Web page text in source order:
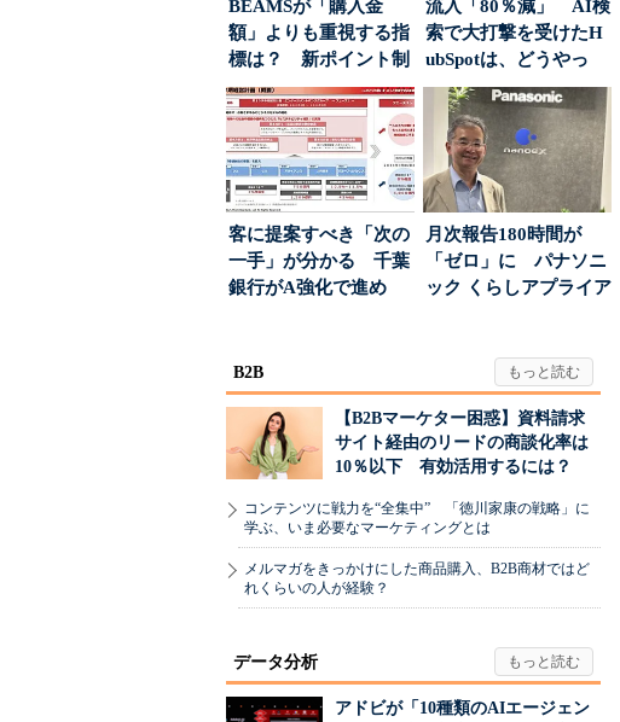
BEAMSが「購入金
額」よりも重視する指
標は？ 新ポイント制
度の狙い
流入「80％減」 AI検
索で大打撃を受けたH
ubSpotは、どうやっ
て“未来の顧...
客に提案すべき「次の
一手」が分かる 千葉
銀行がA強化で進め
月次報告180時間が
「ゼロ」に パナソニ
ック くらしアプライア
B2B
【B2Bマーケター困惑】資料請求
サイト経由のリードの商談化率は
10％以下 有効活用するには？
コンテンツに戦力を“全集中” 「徳川家康の戦略」に
学ぶ、いま必要なマーケティングとは
メルマガをきっかけにした商品購入、B2B商材ではど
れくらいの人が経験？
データ分析
アドビが「10種類のAIエージェン